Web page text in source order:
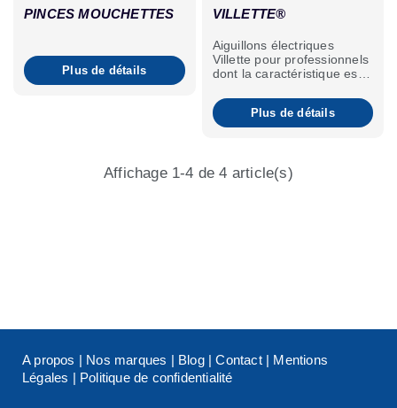
Affichage 1-4 de 4 article(s)
PINCES MOUCHETTES
Plus de détails
VILLETTE®
Aiguillons électriques
Villette pour professionnels
dont la caractéristique est
sous forte tension et faible
intensité, pour une
meilleure efficacité et une
Plus de détails
A propos | Nos marques | Blog|Contact| Mentions
Légales | Politique de confidentialité